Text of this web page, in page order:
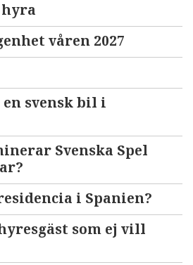
hyra
våren 2027
svensk bil i
Svenska Spel
i Spanien?
som ej vill